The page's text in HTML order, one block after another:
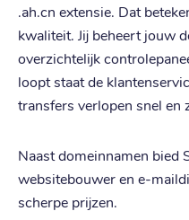
.ah.cn extensie. Dat
kwaliteit. Jij beheert jouw
overzichtelijk
loopt staat de
transfers verlopen snel en
Naast domeinnamen bied
websitebouwer en e-
scherpe prijzen.